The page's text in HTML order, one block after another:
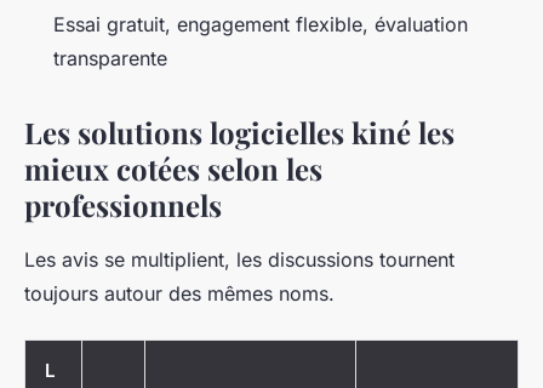
Essai gratuit, engagement flexible, évaluation
transparente
Les solutions logicielles kiné les
mieux cotées selon les
professionnels
Les avis se multiplient, les discussions tournent
toujours autour des mêmes noms.
L